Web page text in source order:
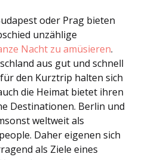
oder Prag bieten
unzählige
Nacht zu amüsieren.
aus gut und schnell
den Kurztrip halten sich
die Heimat bietet ihren
Destinationen. Berlin und
weltweit als
Daher eigenen sich
als Ziele eines